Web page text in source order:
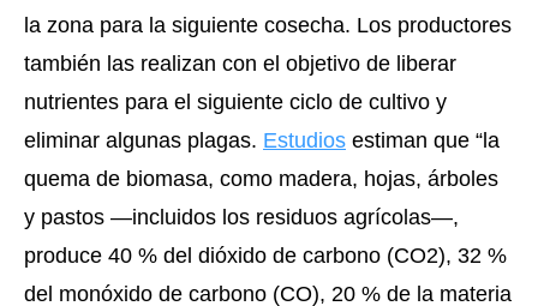
la zona para la siguiente cosecha. Los productores
también las realizan con el objetivo de liberar
nutrientes para el siguiente ciclo de cultivo y
eliminar algunas plagas. Estudios estiman que “la
quema de biomasa, como madera, hojas, árboles
y pastos —incluidos los residuos agrícolas—,
produce 40 % del dióxido de carbono (CO2), 32 %
del monóxido de carbono (CO), 20 % de la materia